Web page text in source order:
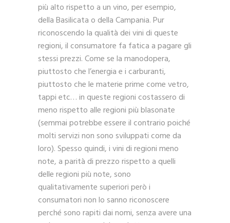
più alto rispetto a un vino, per esempio,
della Basilicata o della Campania. Pur
riconoscendo la qualità dei vini di queste
regioni, il consumatore fa fatica a pagare gli
stessi prezzi. Come se la manodopera,
piuttosto che l’energia e i carburanti,
piuttosto che le materie prime come vetro,
tappi etc… in queste regioni costassero di
meno rispetto alle regioni più blasonate
(semmai potrebbe essere il contrario poiché
molti servizi non sono sviluppati come da
loro). Spesso quindi, i vini di regioni meno
note, a parità di prezzo rispetto a quelli
delle regioni più note, sono
qualitativamente superiori però i
consumatori non lo sanno riconoscere
perché sono rapiti dai nomi, senza avere una